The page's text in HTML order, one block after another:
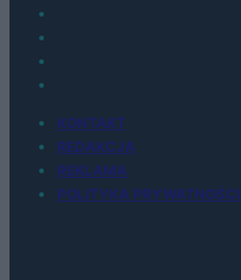
KONTAKT
REDAKCJA
REKLAMA
POLITYKA PRYWATNOŚCI